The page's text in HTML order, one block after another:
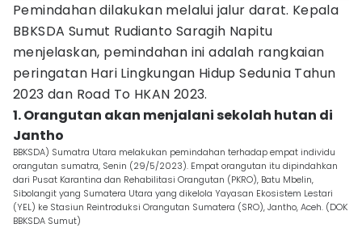
Pemindahan dilakukan melalui jalur darat. Kepala
BBKSDA Sumut Rudianto Saragih Napitu
menjelaskan, pemindahan ini adalah rangkaian
peringatan Hari Lingkungan Hidup Sedunia Tahun
2023 dan Road To HKAN 2023.
1. Orangutan akan menjalani sekolah hutan di
Jantho
BBKSDA) Sumatra Utara melakukan pemindahan terhadap empat individu
orangutan sumatra, Senin (29/5/2023). Empat orangutan itu dipindahkan
dari Pusat Karantina dan Rehabilitasi Orangutan (PKRO), Batu Mbelin,
Sibolangit yang Sumatera Utara yang dikelola Yayasan Ekosistem Lestari
(YEL) ke Stasiun Reintroduksi Orangutan Sumatera (SRO), Jantho, Aceh. (DOK
BBKSDA Sumut)